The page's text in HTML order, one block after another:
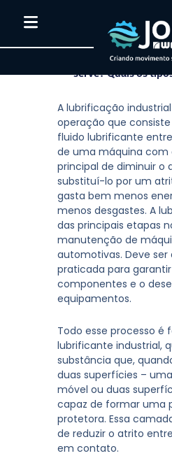
O que é
serve? Quais os
A lubrificação
operação que
fluido lubrificante
de uma máquina com
principal de diminuir o
substituí-lo por um
gasta bem menos
menos desgastes. A
das principais etapas
manutenção de
automotivas. Deve ser
praticada para
componentes e o
equipamentos.
Todo esse processo é
lubrificante industrial,
substância que,
duas superfícies –
móvel ou duas
capaz de formar uma
protetora. Essa
de reduzir o atrito
em contato.